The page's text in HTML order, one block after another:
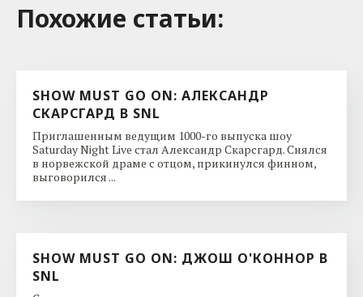
Похожие cтатьи:
SHOW MUST GO ON: АЛЕКСАНДР
СКАРСГАРД В SNL
Приглашенным ведущим 1000-го выпуска шоу
Saturday Night Live стал Александр Скарсгард. Снялся
в норвежской драме с отцом, прикинулся финном,
выговорился ...
SHOW MUST GO ON: ДЖОШ О'КОННОР В
SNL